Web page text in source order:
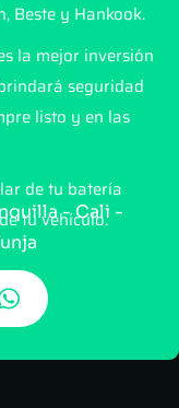
Beste y Hankook.
la mejor inversión
seguridad
listo y en las
de tu batería
tu vehículo.
- Cali -